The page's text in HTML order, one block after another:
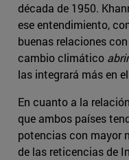
década de 1950.
ese entendimiento,
buenas relaciones
cambio climático
las integrará más en
En cuanto a la
que ambos países
potencias con mayor
de las reticencias de